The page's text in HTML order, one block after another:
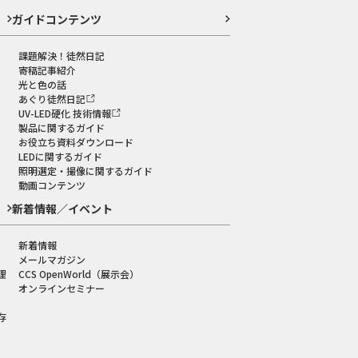
ガイドコンテンツ
課題解決！徒然日記
寄稿記事紹介
光と色の話
あぐり徒然日記
UV-LED硬化 技術情報
製品に関するガイド
お役立ち資料ダウンロード
LEDに関するガイド
照明選定・撮像に関するガイド
動画コンテンツ
新着情報／イベント
新着情報
メールマガジン
CCS OpenWorld（展示会）
オンラインセミナー